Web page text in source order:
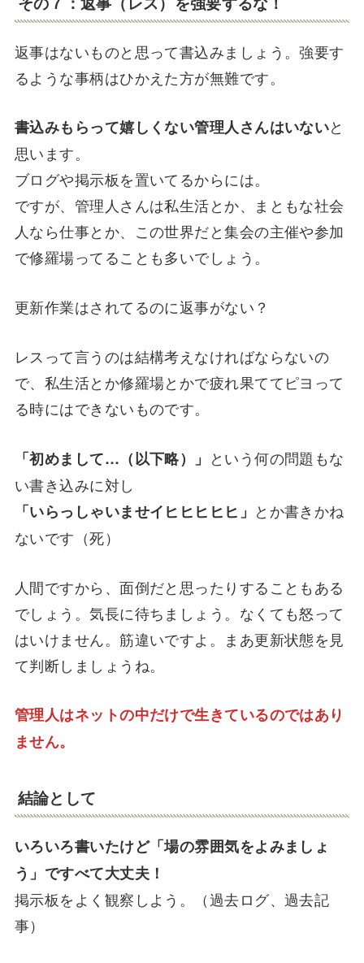
返事はないものと思って書込みましょう。強要す
るような事柄はひかえた方が無難です。
書込みもらって嬉しくない管理人さんはいないと
思います。
ブログや掲示板を置いてるからには。
ですが、管理人さんは私生活とか、まともな社会
人なら仕事とか、この世界だと集会の主催や参加
で修羅場ってることも多いでしょう。
更新作業はされてるのに返事がない？
レスって言うのは結構考えなければならないの
で、私生活とか修羅場とかで疲れ果ててピヨって
る時にはできないものです。
「初めまして…（以下略）」 という何の問題もな
い書き込みに対し
「いらっしゃいませイヒヒヒヒヒ」 とか書きかね
ないです（死）
人間ですから、面倒だと思ったりすることもある
でしょう。気長に待ちましょう。なくても怒って
はいけません。筋違いですよ。まあ更新状態を見
て判断しましょうね。
管理人はネットの中だけで生きているのではあり
ません。
結論として
いろいろ書いたけど「場の雰囲気をよみましょ
う」ですべて大丈夫！
掲示板をよく観察しよう。（過去ログ、過去記
事）